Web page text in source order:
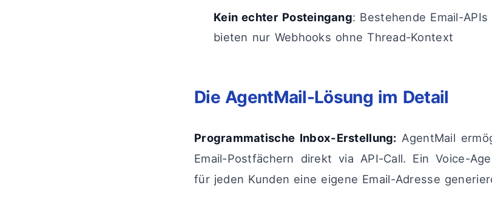
Kein echter Posteingang: Bestehende Email-
bieten nur Webhooks ohne Thread-Kontext
Die AgentMail-Lösung im Detail
Programmatische Inbox-Erstellung: AgentMail
Email-Postfächern direkt via API-Call. Ein Voice-
für jeden Kunden eine eigene Email-Adresse